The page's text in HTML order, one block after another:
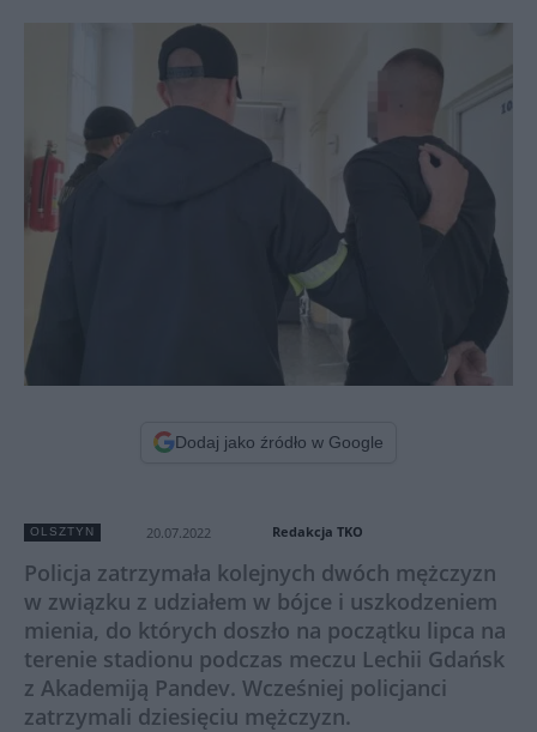
Dodaj jako źródło w Google
OLSZTYN 20.07.2022 Redakcja TKO
Policja zatrzymała kolejnych dwóch mężczyzn
w związku z udziałem w bójce i uszkodzeniem
mienia, do których doszło na początku lipca na
terenie stadionu podczas meczu Lechii Gdańsk
z Akademiją Pandev. Wcześniej policjanci
zatrzymali dziesięciu mężczyzn.